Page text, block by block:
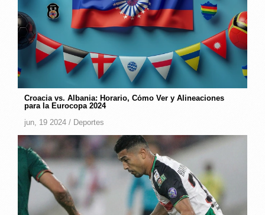
Croacia vs. Albania: Horario, Cómo Ver y Alineaciones
para la Eurocopa 2024
jun, 19 2024 / Deportes